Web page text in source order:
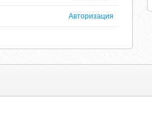
Авторизация